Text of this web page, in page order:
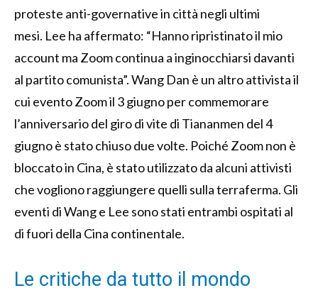
proteste anti-governative in città negli ultimi
mesi. Lee ha affermato: “Hanno ripristinato il mio
account ma Zoom continua a inginocchiarsi davanti
al partito comunista”. Wang Dan è un altro attivista il
cui evento Zoom il 3 giugno per commemorare
l’anniversario del giro di vite di Tiananmen del 4
giugno è stato chiuso due volte. Poiché Zoom non è
bloccato in Cina, è stato utilizzato da alcuni attivisti
che vogliono raggiungere quelli sulla terraferma. Gli
eventi di Wang e Lee sono stati entrambi ospitati al
di fuori della Cina continentale.
Le critiche da tutto il mondo